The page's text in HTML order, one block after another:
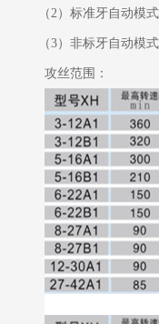
（2）标准牙自动模
（3）非标牙自动模
攻丝范围：